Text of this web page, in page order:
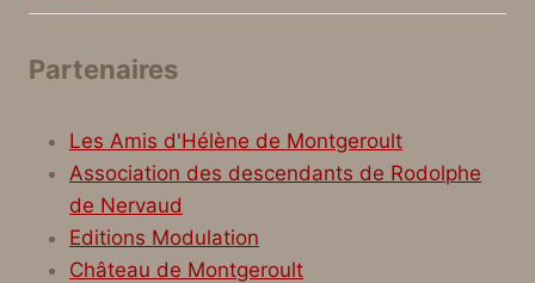
Partenaires
Les Amis d'Hélène de Montgeroult
Association des descendants de Rodolphe
de Nervaud
Editions Modulation
Château de Montgeroult